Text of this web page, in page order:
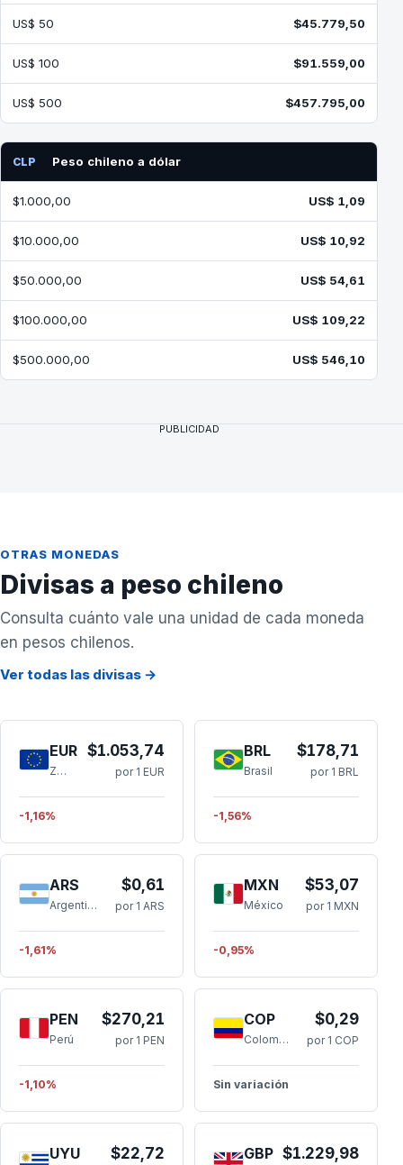
US$ 50 $45.779,50
US$ 100 $91.559,00
US$ 500 $457.795,00
CLP Peso chileno a dólar
$1.000,00 US$ 1,09
$10.000,00 US$ 10,92
$50.000,00 US$ 54,61
$100.000,00 US$ 109,22
$500.000,00 US$ 546,10
PUBLICIDAD
OTRAS MONEDAS
Divisas a peso chileno
Consulta cuánto vale una unidad de cada moneda
en pesos chilenos.
Ver todas las divisas →
EUR
Zona Euro
$1.053,74
por 1 EUR
-1,16%
BRL
Brasil
$178,71
por 1 BRL
-1,56%
ARS
Argentina
$0,61
por 1 ARS
-1,61%
MXN
México
$53,07
por 1 MXN
-0,95%
PEN
Perú
$270,21
por 1 PEN
-1,10%
COP
Colombia
$0,29
por 1 COP
Sin variación
UYU $22,72 GBP $1.229,98